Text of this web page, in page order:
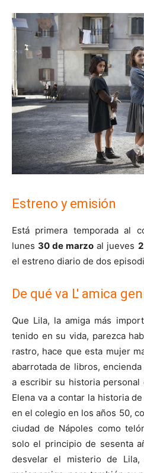
Estreno y emisión
Está primera temporada al
lunes 30 de marzo al jueves
el estreno diario de dos
De qué va L' amica
Que Lila, la amiga más
tenido en su vida, parezca
rastro, hace que esta mujer
abarrotada de libros,
a escribir su historia personal
Elena va a contar la historia
en el colegio en los años 50,
ciudad de Nápoles como
solo el principio de sesenta
desvelar el misterio de